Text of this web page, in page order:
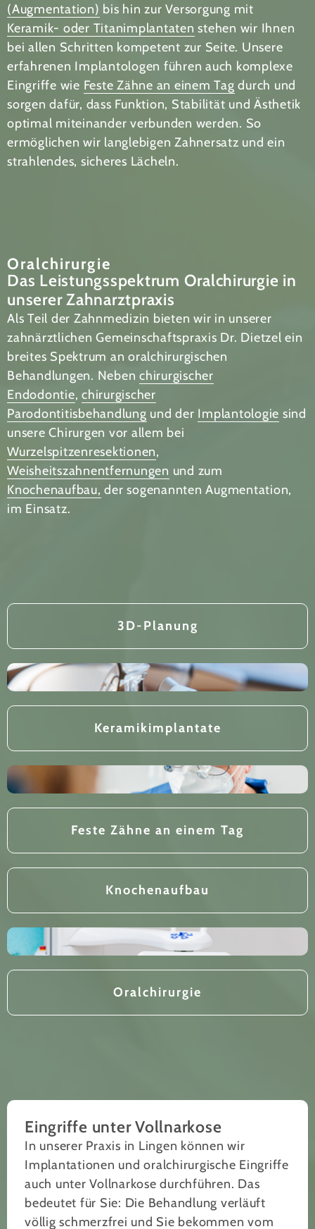
(Augmentation) bis hin zur Versorgung mit
Keramik- oder Titanimplantaten stehen wir Ihnen
bei allen Schritten kompetent zur Seite. Unsere
erfahrenen Implantologen führen auch komplexe
Eingriffe wie Feste Zähne an einem Tag durch und
sorgen dafür, dass Funktion, Stabilität und Ästhetik
optimal miteinander verbunden werden. So
ermöglichen wir langlebigen Zahnersatz und ein
strahlendes, sicheres Lächeln.
Oralchirurgie
Das Leistungsspektrum Oralchirurgie in
unserer Zahnarztpraxis
Als Teil der Zahnmedizin bieten wir in unserer
zahnärztlichen Gemeinschaftspraxis Dr. Dietzel ein
breites Spektrum an oralchirurgischen
Behandlungen. Neben chirurgischer
Endodontie, chirurgischer
Parodontitisbehandlung und der Implantologie sind
unsere Chirurgen vor allem bei
Wurzelspitzenresektionen,
Weisheitszahnentfernungen und zum
Knochenaufbau, der sogenannten Augmentation,
im Einsatz.
3D-Planung
Keramikimplantate
Feste Zähne an einem Tag
Knochenaufbau
Oralchirurgie
Eingriffe unter Vollnarkose
In unserer Praxis in Lingen können wir
Implantationen und oralchirurgische Eingriffe
auch unter Vollnarkose durchführen. Das
bedeutet für Sie: Die Behandlung verläuft
völlig schmerzfrei und Sie bekommen vom